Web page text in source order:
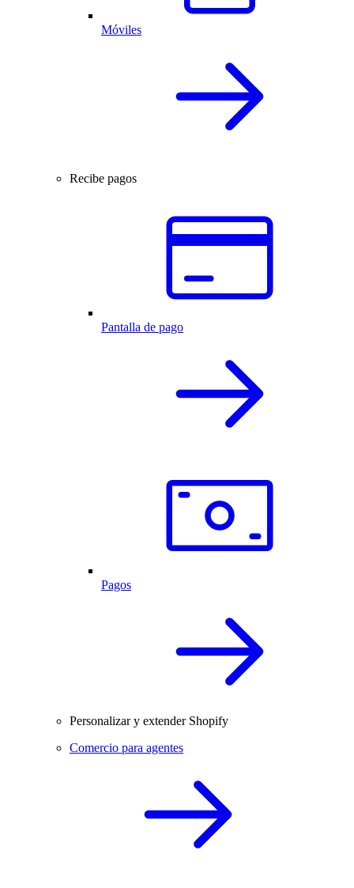
Móviles
Recibe pagos
Pantalla de pago
Pagos
Personalizar y extender Shopify
Comercio para agentes